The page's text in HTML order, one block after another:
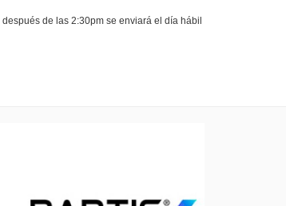
de las 2:30pm se enviará el día hábil